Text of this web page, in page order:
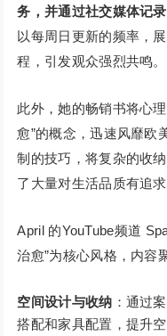
务，并通过社交媒体记录
以每周日更新的频率，
程，引发观众强烈共鸣。
此外，她的畅销书将心
愈”的概念，迅速风靡欧
制的技巧，将复杂的收
了大量对生活品质有追求
April 的YouTube频道
治愈”为核心风格，内容
空间设计与收纳 ：通过
搭配和家具配置，提升空